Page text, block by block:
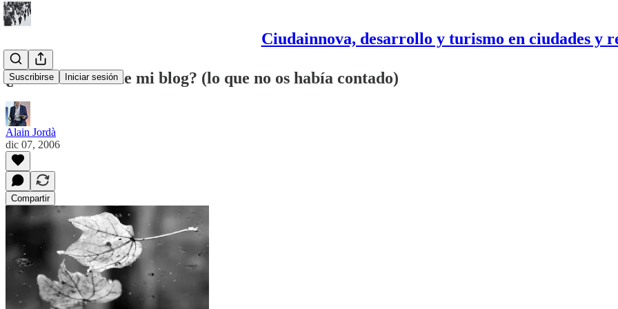
Ciudainnova, desarrollo y turismo en ciudades y
Suscribirse Iniciar sesión
¿Cómo se difunde mi blog? (lo que no os había contado)
Alain Jordà
dic 07, 2006
Compartir